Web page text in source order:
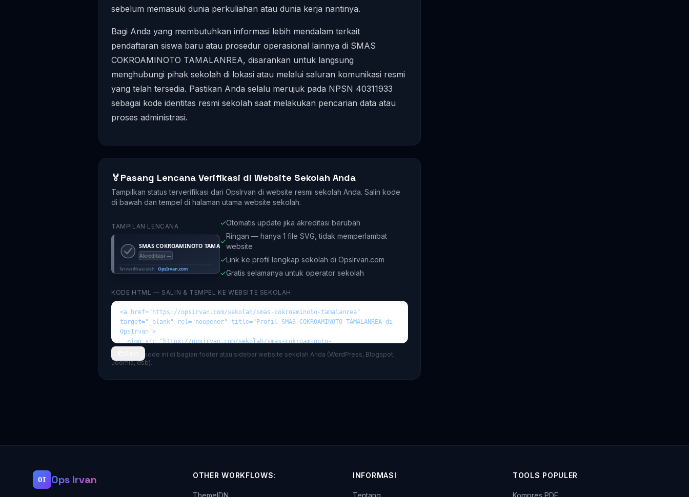
sebelum memasuki dunia perkuliahan atau dunia kerja nantinya.
Bagi Anda yang membutuhkan informasi lebih mendalam terkait
pendaftaran siswa baru atau prosedur operasional lainnya di SMAS
COKROAMINOTO TAMALANREA, disarankan untuk langsung
menghubungi pihak sekolah di lokasi atau melalui saluran komunikasi resmi
yang telah tersedia. Pastikan Anda selalu merujuk pada NPSN 40311933
sebagai kode identitas resmi sekolah saat melakukan pencarian data atau
proses administrasi.
🏅Pasang Lencana Verifikasi di Website Sekolah Anda
Tampilkan status terverifikasi dari OpsIrvan di website resmi sekolah Anda. Salin kode
di bawah dan tempel di halaman utama website sekolah.
TAMPILAN LENCANA ✓Otomatis update jika akreditasi berubah
✓
Ringan — hanya 1 file SVG, tidak memperlambat
website
✓Link ke profil lengkap sekolah di OpsIrvan.com
✓Gratis selamanya untuk operator sekolah
KODE HTML — SALIN & TEMPEL KE WEBSITE SEKOLAH
💡 Tempel kode ini di bagian footer atau sidebar website sekolah Anda (WordPress, Blogspot,
Joomla, dsb).
OI Ops Irvan OTHER WORKFLOWS:
ThemeIDN
INFORMASI
Tentang
TOOLS POPULER
Kompres PDF